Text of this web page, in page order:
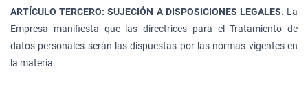
ARTÍCULO TERCERO: SUJECIÓN A DISPOSICIONES LEGALES. La
Empresa manifiesta que las directrices para el Tratamiento de
datos personales serán las dispuestas por las normas vigentes en
la materia.